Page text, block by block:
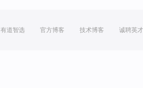
有道智选 官方博客 技术博客 诚聘英才